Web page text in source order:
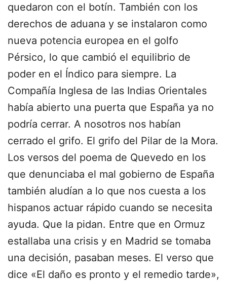
quedaron con el botín. También con los
derechos de aduana y se instalaron como
nueva potencia europea en el golfo
Pérsico, lo que cambió el equilibrio de
poder en el Índico para siempre. La
Compañía Inglesa de las Indias Orientales
había abierto una puerta que España ya no
podría cerrar. A nosotros nos habían
cerrado el grifo. El grifo del Pilar de la Mora.
Los versos del poema de Quevedo en los
que denunciaba el mal gobierno de España
también aludían a lo que nos cuesta a los
hispanos actuar rápido cuando se necesita
ayuda. Que la pidan. Entre que en Ormuz
estallaba una crisis y en Madrid se tomaba
una decisión, pasaban meses. El verso que
dice «El daño es pronto y el remedio tarde»,